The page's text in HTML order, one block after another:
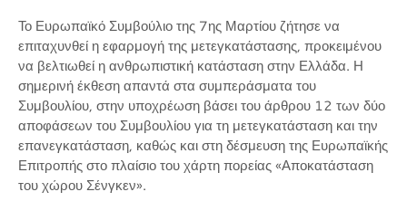
Το Ευρωπαϊκό Συμβούλιο της 7ης Μαρτίου ζήτησε να
επιταχυνθεί η εφαρμογή της μετεγκατάστασης, προκειμένου
να βελτιωθεί η ανθρωπιστική κατάσταση στην Ελλάδα. Η
σημερινή έκθεση απαντά στα συμπεράσματα του
Συμβουλίου, στην υποχρέωση βάσει του άρθρου 12 των δύο
αποφάσεων του Συμβουλίου για τη μετεγκατάσταση και την
επανεγκατάσταση, καθώς και στη δέσμευση της Ευρωπαϊκής
Επιτροπής στο πλαίσιο του χάρτη πορείας «Αποκατάσταση
του χώρου Σένγκεν».